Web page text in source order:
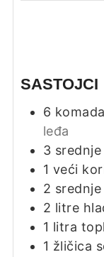
SASTOJCI
6 komada
leđa
3
1 veći
2
2 litre
1 litra
1 žličica